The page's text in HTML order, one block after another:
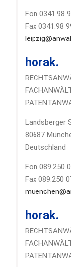
Fon 0341.98
Fax 0341.98
horak.
Landsberger
80687
Deutschland
Fon 089.250
Fax 089.250
horak.